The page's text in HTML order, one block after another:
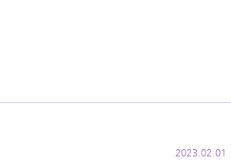
2023.02.01